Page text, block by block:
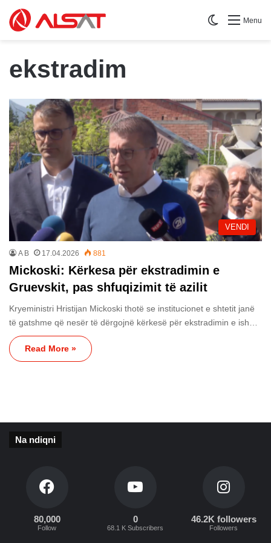
Menu
Switch skin
ekstradim
VENDI
A B 17.04.2026 881
Mickoski: Kërkesa për ekstradimin e
Gruevskit, pas shfuqizimit të azilit
Kryeministri Hristijan Mickoski thotë se institucionet e shtetit janë
të gatshme që nesër të dërgojnë kërkesë për ekstradimin e ish…
Read More »
Na ndiqni
80,000
Follow
0
68.1 K Subscribers
46.2K followers
Followers